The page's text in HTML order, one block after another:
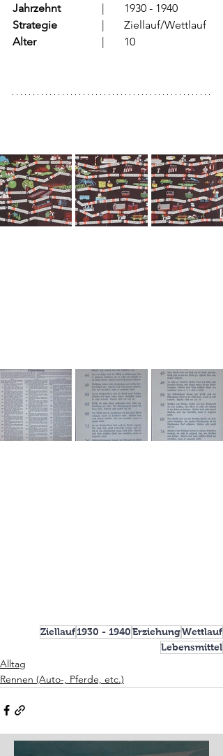
Jahrzehnt
		  |	1930 - 1940
Strategie
		  |	Ziellauf/Wettlauf
Alter
			  |	10
Ziellauf1930 - 1940ErziehungWettlauf
Lebensmittel
Alltag
Rennen (Auto-, Pferde, etc.)